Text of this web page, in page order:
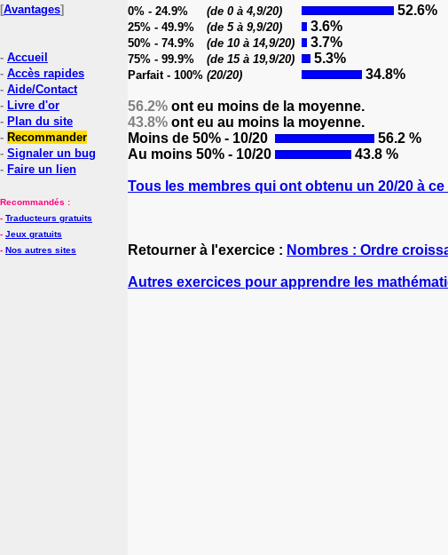
[Avantages]
- Accueil
- Accès rapides
- Aide/Contact
- Livre d'or
- Plan du site
- Recommander
- Signaler un bug
- Faire un lien
Recommandés :
- Traducteurs gratuits
- Jeux gratuits
- Nos autres sites
0% - 24.9% (de 0 à 4,9/20) 52.6%
25% - 49.9% (de 5 à 9,9/20) 3.6%
50% - 74.9% (de 10 à 14,9/20) 3.7%
75% - 99.9% (de 15 à 19,9/20) 5.3%
Parfait - 100% (20/20) 34.8%
56.2% ont eu moins de la moyenne.
43.8% ont eu au moins la moyenne.
Moins de 50% - 10/20
56.2 %
Au moins 50% - 10/20
43.8 %
Tous les membres qui ont obtenu un 20/20 à ce
Retourner à l'exercice : Nombres : Ordre
Autres exercices pour apprendre les